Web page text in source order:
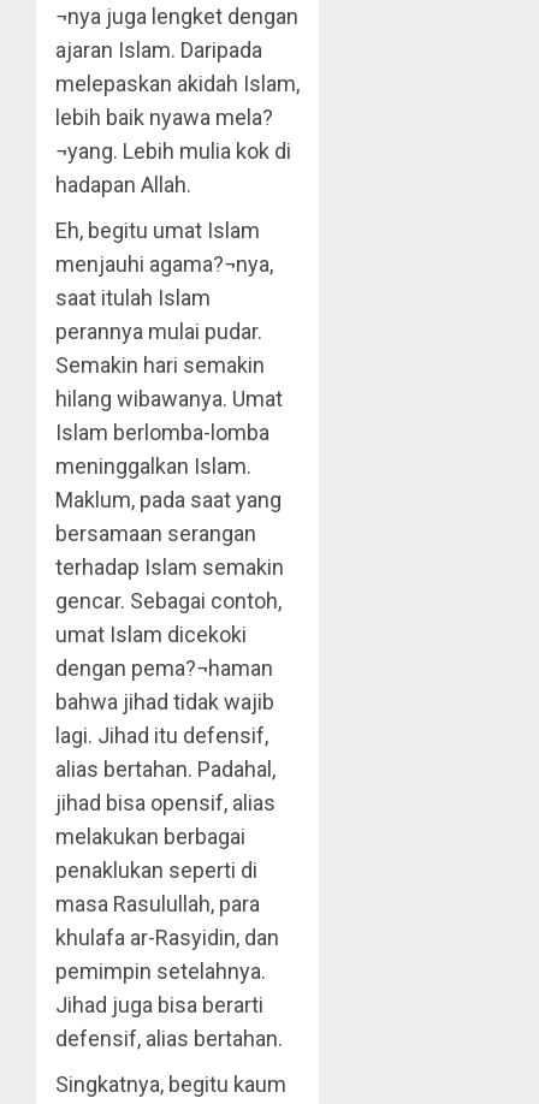
¬nya juga lengket dengan
ajaran Islam. Daripada
melepaskan akidah Islam,
lebih baik nyawa mela?
¬yang. Lebih mulia kok di
hadapan Allah.
Eh, begitu umat Islam
menjauhi agama?¬nya,
saat itulah Islam
perannya mulai pudar.
Semakin hari semakin
hilang wibawanya. Umat
Islam berlomba-lomba
meninggalkan Islam.
Maklum, pada saat yang
bersamaan serangan
terhadap Islam semakin
gencar. Sebagai contoh,
umat Islam dicekoki
dengan pema?¬haman
bahwa jihad tidak wajib
lagi. Jihad itu defensif,
alias bertahan. Padahal,
jihad bisa opensif, alias
melakukan berbagai
penaklukan seperti di
masa Rasulullah, para
khulafa ar-Rasyidin, dan
pemimpin setelahnya.
Jihad juga bisa berarti
defensif, alias bertahan.
Singkatnya, begitu kaum